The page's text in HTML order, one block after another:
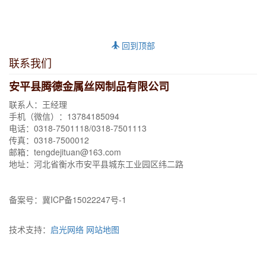
回到顶部
联系我们
安平县腾德金属丝网制品有限公司
联系人：王经理
手机（微信）： 13784185094
电话：0318-7501118/0318-7501113
传真：0318-7500012
邮箱：tengdejituan@163.com
地址：河北省衡水市安平县城东工业园区纬二路
备案号：冀ICP备15022247号-1
技术支持： 启光网络 网站地图